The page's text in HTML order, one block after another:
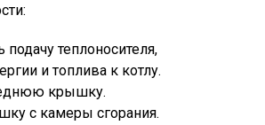
теплоносителя,
и топлива к котлу.
крышку.
с камеры сгорания.